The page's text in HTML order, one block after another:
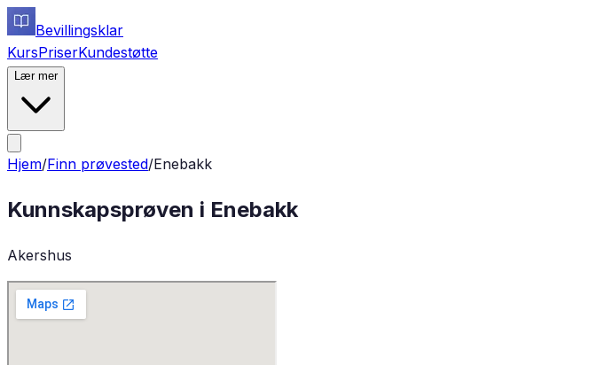
Bevillingsklar
KursPriserKundestøtte
Lær mer
Hjem/Finn prøvested/Enebakk
Kunnskapsprøven i Enebakk
Akershus